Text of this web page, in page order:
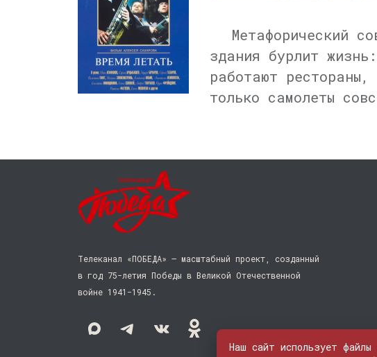
Метафорический
здания бурлит
работают
только самолеты
Телеканал «ПОБЕДА» — масштабный проект, созданный
в год 75-летия Победы в Великой Отечественной
войне 1941−1945.
Наш сайт использует